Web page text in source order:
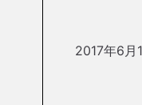
2017年6月